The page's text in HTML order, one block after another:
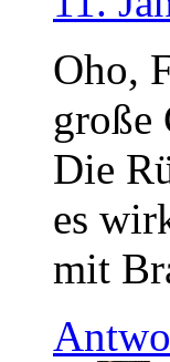
Oho,
große
Die
es
mit